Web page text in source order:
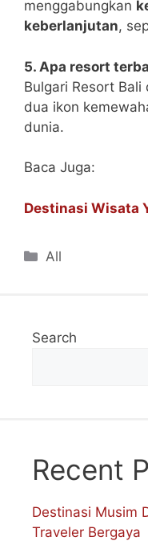
menggabungkan
keberlanjutan,
5. Apa resort
Bulgari Resort
dua ikon
dunia.
Baca Juga:
Destinasi Wisata
Categories
All
Search
Recent
Destinasi Musim
Traveler Bergaya